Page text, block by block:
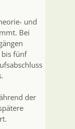
und
Bei
fünf
der